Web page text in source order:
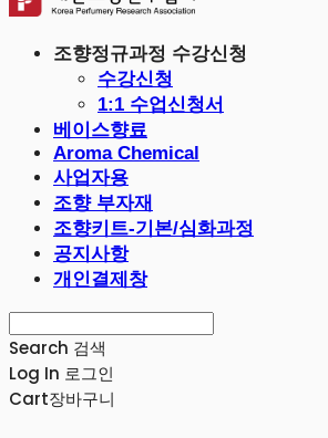
조향정규과정 수강신청
수강신청
1:1 수업신청서
베이스향료
Aroma Chemical
사업자용
조향 부자재
조향키트-기본/심화과정
공지사항
개인결제창
Search 검색
Log In 로그인
Cart장바구니